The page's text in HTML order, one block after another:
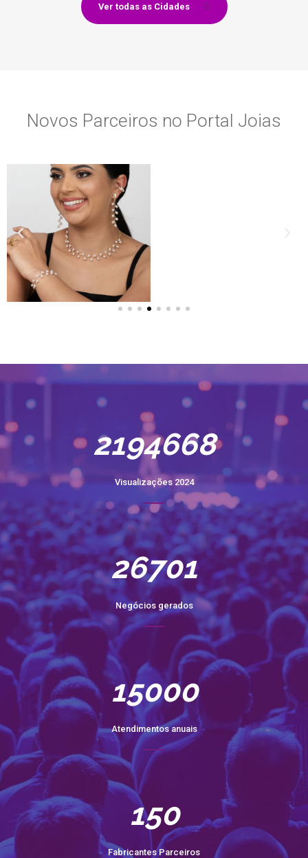
Ver todas as Cidades
Novos Parceiros no Portal Joias
2194668
Visualizações 2024
26701
Negócios gerados
15000
Atendimentos anuais
150
Fabricantes Parceiros